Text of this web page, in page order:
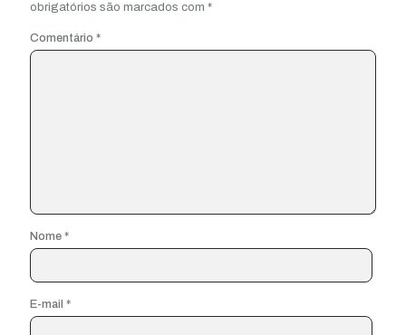
obrigatórios são marcados com *
Comentário *
Nome *
E-mail *